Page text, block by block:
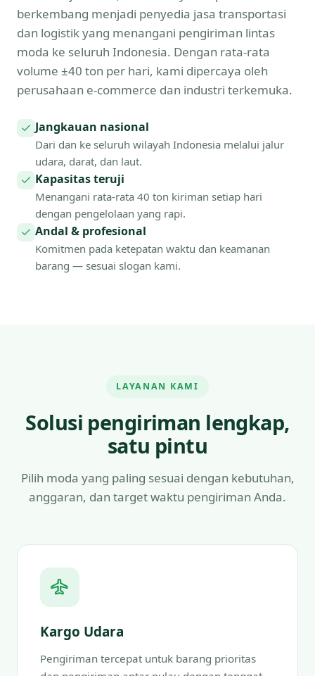
berkembang menjadi penyedia jasa transportasi
dan logistik yang menangani pengiriman lintas
moda ke seluruh Indonesia. Dengan rata-rata
volume ±40 ton per hari, kami dipercaya oleh
perusahaan e-commerce dan industri terkemuka.
Jangkauan nasional
Dari dan ke seluruh wilayah Indonesia melalui jalur
udara, darat, dan laut.
Kapasitas teruji
Menangani rata-rata 40 ton kiriman setiap hari
dengan pengelolaan yang rapi.
Andal & profesional
Komitmen pada ketepatan waktu dan keamanan
barang — sesuai slogan kami.
LAYANAN KAMI
Solusi pengiriman lengkap,
satu pintu
Pilih moda yang paling sesuai dengan kebutuhan,
anggaran, dan target waktu pengiriman Anda.
Kargo Udara
Pengiriman tercepat untuk barang prioritas